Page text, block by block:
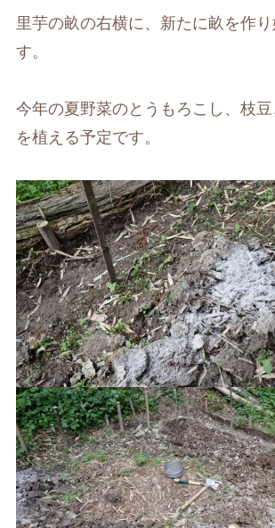
里芋の畝の右横に、新たに畝を作り
す。
今年の夏野菜のとうもろこし、枝
を植える予定です。